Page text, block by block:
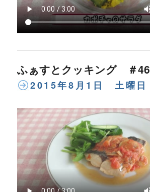
ふぁすとクッキング ＃46
2015年8月1日 土曜日